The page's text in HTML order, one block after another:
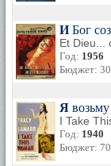
И Бог
Et Dieu...
Год: 1956
Бюджет:
Я
I Take
Год: 1940
Бюджет: